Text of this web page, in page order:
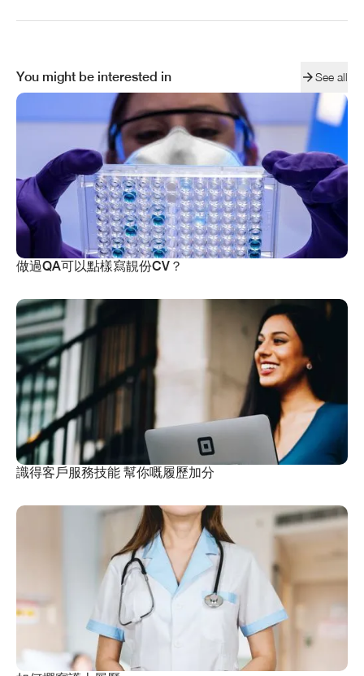
You might be interested in See all
做過QA可以點樣寫靚份CV？
識得客戶服務技能 幫你嘅履歷加分